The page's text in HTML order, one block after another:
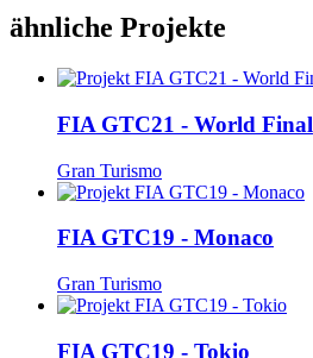
ähnliche Projekte
FIA GTC21 - World Final
Gran Turismo
FIA GTC19 - Monaco
Gran Turismo
FIA GTC19 - Tokio